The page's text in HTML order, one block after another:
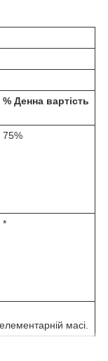
% Денна вартість
75%
*
масі.